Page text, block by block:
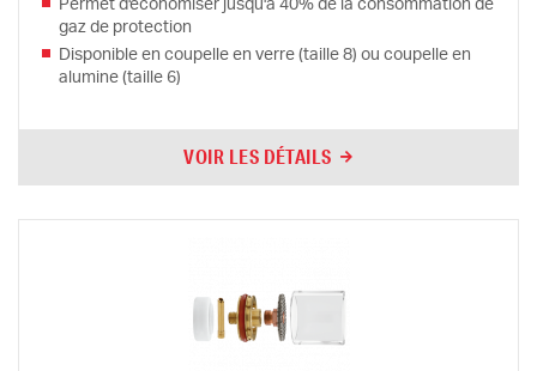
Permet d'économiser jusqu'à 40% de la consommation de
gaz de protection
Disponible en coupelle en verre (taille 8) ou coupelle en
alumine (taille 6)
VOIR LES DÉTAILS